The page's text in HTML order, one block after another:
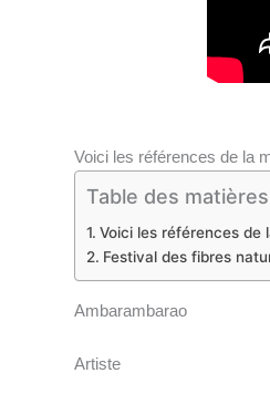
Voici les références de la
Table des matières
Voici les références de
Festival des fibres
Ambarambarao
Artiste